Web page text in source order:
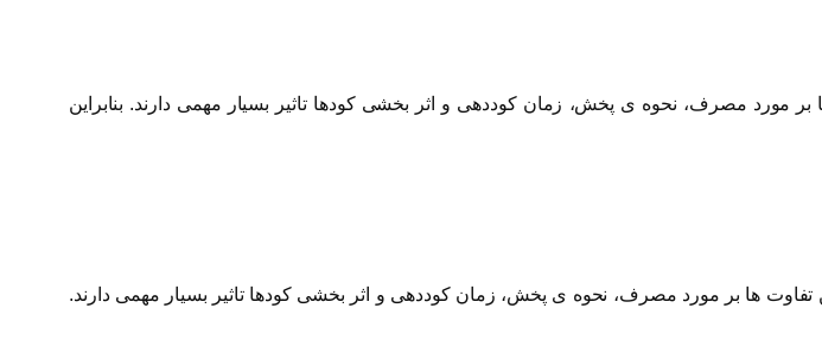
مصرف، نحوه ی پخش، زمان کوددهی و اثر بخشی کودها تاثیر بسیار مهمی دارند. بنابراین
و درصد خلوص کودهای مختلف حاوی یک عنصر بسیار متفاوتند (جدول ۱). این تفاوت ها بر مورد مصرف، نحوه ی پخش، زمان کوددهی و اثر بخشی کودها تاثیر بسیار مهمی دارند.